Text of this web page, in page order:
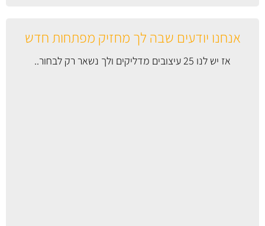
אנחנו יודעים שבה לך מחזיק מפתחות חדש
אז יש לנו 25 עיצובים מדליקים ולך נשאר רק לבחור..